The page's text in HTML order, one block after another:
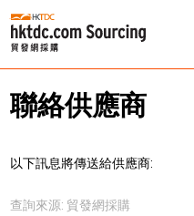
聯絡供應商
以下訊息將傳送給供應商:
查詢來源: 貿發網採購